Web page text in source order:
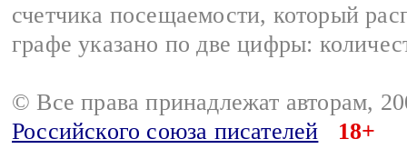
счетчика посещаемости, который
графе указано по две цифры:
© Все права принадлежат авторам,
Российского союза писателей
18+